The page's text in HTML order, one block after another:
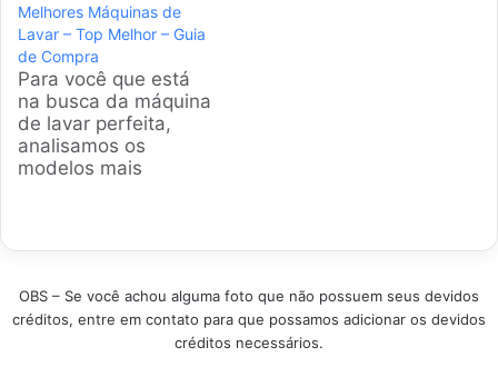
disponíveis no Brasil,
analisando
capacidade,
eficiência energética
e tecnologias que
garantem roupas
limpas com mais
praticidade e
Melhores Máquinas de
Lavar – Top Melhor – Guia
de Compra
Para você que está
na busca da máquina
de lavar perfeita,
analisamos os
modelos mais
opções para facilitar
que suas roupas
saiam limpas e bem
OBS – Se você achou alguma foto que não possuem seus devidos
créditos, entre em contato para que possamos adicionar os devidos
créditos necessários.